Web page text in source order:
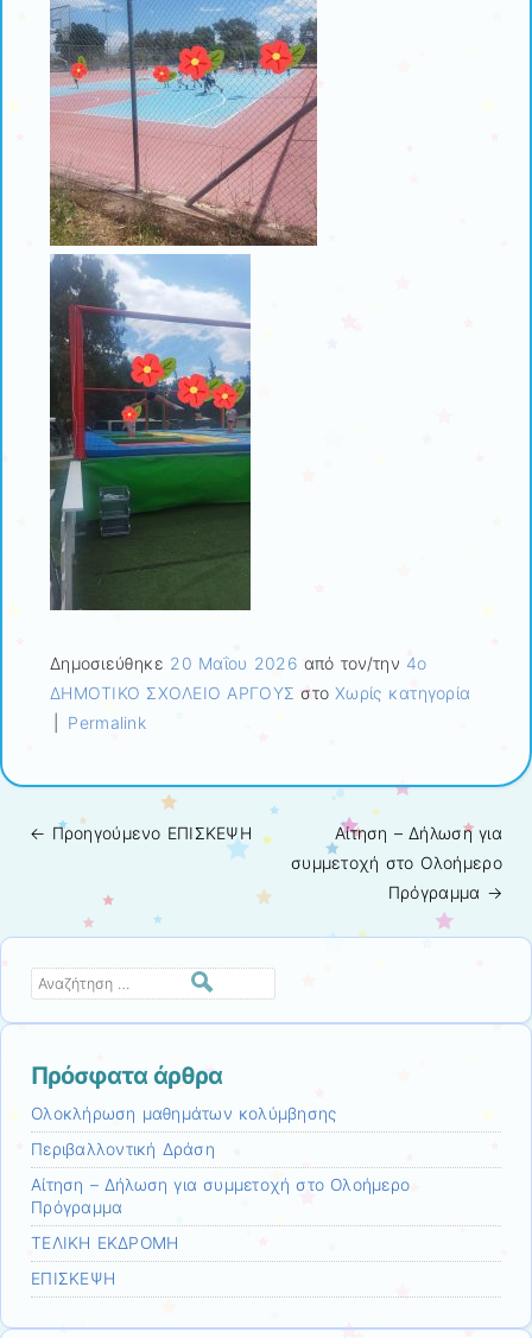
Δημοσιεύθηκε 20 Μαΐου 2026 από τον/την 4ο
ΔΗΜΟΤΙΚΟ ΣΧΟΛΕΙΟ ΑΡΓΟΥΣ στοΧωρίς κατηγορία
Permalink
Πλοήγηση άρθρων
← Προηγούμενo ΕΠΙΣΚΕΨΗ
Αίτηση – Δήλωση για
συμμετοχή στο Ολοήμερο
Πρόγραμμα →
Αναζήτηση
Πρόσφατα άρθρα
Ολοκλήρωση μαθημάτων κολύμβησης
Περιβαλλοντική Δράση
Αίτηση – Δήλωση για συμμετοχή στο Ολοήμερο
Πρόγραμμα
ΤΕΛΙΚΗ ΕΚΔΡΟΜΗ
ΕΠΙΣΚΕΨΗ